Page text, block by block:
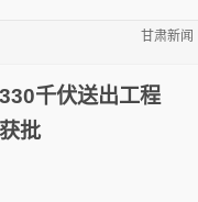
甘肃新闻
千伏送出工程
批